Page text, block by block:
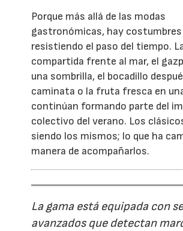
Porque más allá de las modas
gastronómicas, hay costumbres
resistiendo el paso del tiempo.
compartida frente al mar, el
una sombrilla, el bocadillo
caminata o la fruta fresca en
continúan formando parte del
colectivo del verano. Los
siendo los mismos; lo que ha
manera de acompañarlos.
La gama está equipada con
avanzados que detectan